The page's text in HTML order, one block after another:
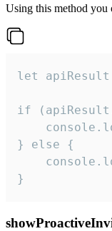
Using this method you
let
if
} else {
}